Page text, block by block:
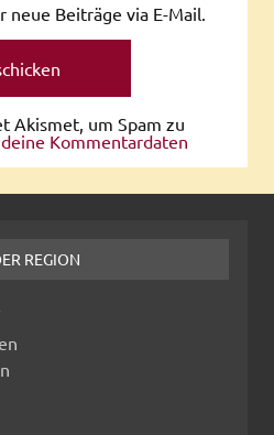
Beiträge via E-Mail.
Akismet, um Spam zu
Kommentardaten
REGION